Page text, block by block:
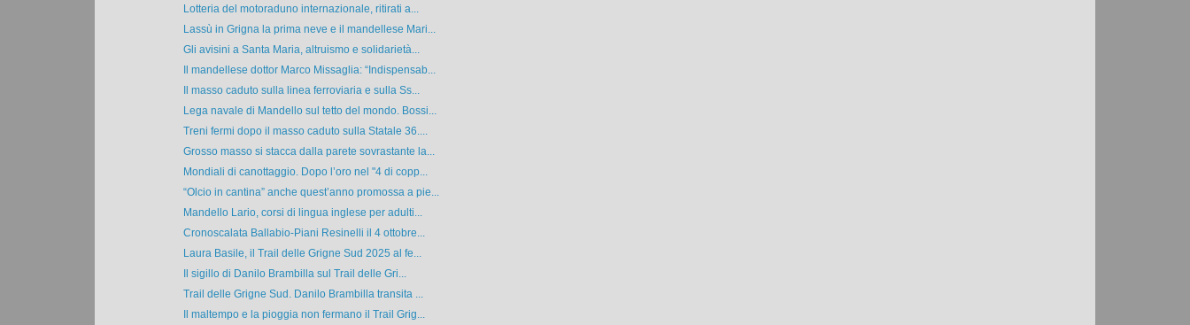
Lotteria del motoraduno internazionale, ritirati a...
Lassù in Grigna la prima neve e il mandellese Mari...
Gli avisini a Santa Maria, altruismo e solidarietà...
Il mandellese dottor Marco Missaglia: “Indispensab...
Il masso caduto sulla linea ferroviaria e sulla Ss...
Lega navale di Mandello sul tetto del mondo. Bossi...
Treni fermi dopo il masso caduto sulla Statale 36....
Grosso masso si stacca dalla parete sovrastante la...
Mondiali di canottaggio. Dopo l’oro nel "4 di copp...
“Olcio in cantina” anche quest’anno promossa a pie...
Mandello Lario, corsi di lingua inglese per adulti...
Cronoscalata Ballabio-Piani Resinelli il 4 ottobre...
Laura Basile, il Trail delle Grigne Sud 2025 al fe...
Il sigillo di Danilo Brambilla sul Trail delle Gri...
Trail delle Grigne Sud. Danilo Brambilla transita ...
Il maltempo e la pioggia non fermano il Trail Grig...